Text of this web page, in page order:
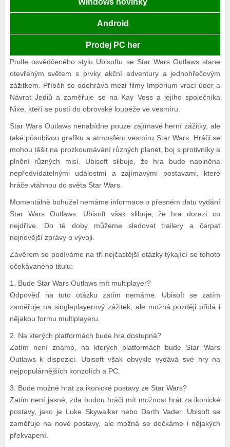
Windows novinky
Android
Prodej PC her
Podle osvědčeného stylu Ubisoftu se Star Wars Outlaws stane
otevřeným světem s prvky akční adventury a jednohřečovým
zážitkem. Příběh se odehrává mezi filmy Impérium vrací úder a
Návrat Jediů a zaměřuje se na Kay Vess a jejího společníka
Nixe, kteří se pustí do obrovské loupeže ve vesmíru.
Star Wars Outlaws nenabídne pouze zajímavé herní zážitky, ale
také působivou grafiku a atmosféru vesmíru Star Wars. Hráči se
mohou těšit na prozkoumávání různých planet, boj s protivníky a
plnění různých misí. Ubisoft slibuje, že hra bude naplněna
nepředvídatelnými událostmi a zajímavými postavami, které
hráče vtáhnou do světa Star Wars.
Momentálně bohužel nemáme informace o přesném datu vydání
Star Wars Outlaws. Ubisoft však slibuje, že hra dorazí co
nejdříve. Do té doby můžeme sledovat trailery a čerpat
nejnovější zprávy o vývoji.
Závěrem se podíváme na tři nejčastější otázky týkající se tohoto
očekávaného titulu:
1. Bude Star Wars Outlaws mít multiplayer?
Odpověď na tuto otázku zatím nemáme. Ubisoft se zatím
zaměřuje na singleplayerový zážitek, ale možná později přidá i
nějakou formu multiplayeru.
2. Na kterých platformách bude hra dostupná?
Zatím není známo, na kterých platformách bude Star Wars
Outlaws k dispozici. Ubisoft však obvykle vydává své hry na
nejpopulárnějších konzolích a PC.
3. Bude možné hrát za ikonické postavy ze Star Wars?
Zatím není jasné, zda budou hráči mít možnost hrát za ikonické
postavy, jako je Luke Skywalker nebo Darth Vader. Ubisoft se
zaměřuje na nové postavy, ale možná se dočkáme i nějakých
překvapení.